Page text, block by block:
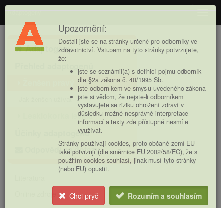
Adaptogeny
Hlavní
nabídkaAdaptogeny
Jak ženšen užívat
Lesklokorka lesklá
Účinky adaptogenů
Odpovědi na dotazy
Literatura
Upozornění:
Dostali jste se na stránky určené pro odborníky ve
zdravotnictví. Vstupem na tyto stránky potvrzujete,
že:
jste se seznámil(a) s definicí pojmu odborník
dle §2a zákona č. 40/1995 Sb.
jste odborníkem ve smyslu uvedeného zákona
jste si vědom, že nejste-li odborníkem,
vystavujete se riziku ohrožení zdraví v
důsledku možné nesprávné interpretace
informací a texty zde přístupné nesmíte
využívat.
Stránky používají cookies, proto občané zemí EU
také potvrzují (dle směrnice EU 2002/58/EC), že s
použitím cookies souhlasí, jinak musí tyto stránky
(nebo EU) opustit.
Chci pryč Rozumím a souhlasím